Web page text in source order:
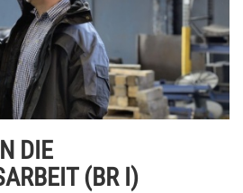
DIE
(BR I)